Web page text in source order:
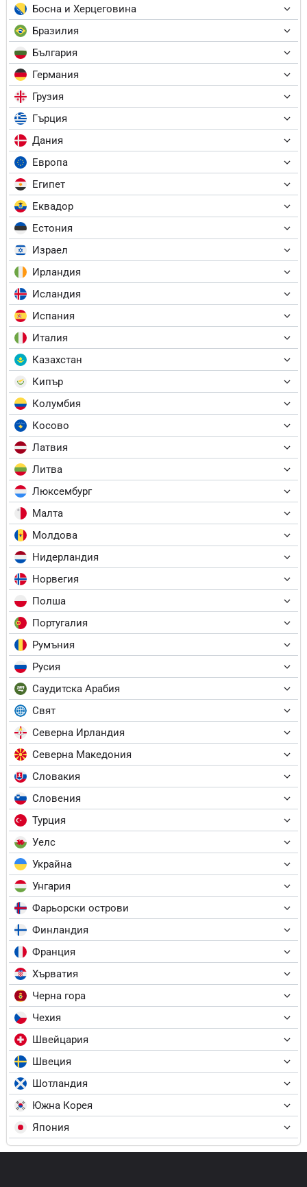
Босна и Херцеговина
Бразилия
България
Германия
Грузия
Гърция
Дания
Европа
Египет
Еквадор
Естония
Израел
Ирландия
Исландия
Испания
Италия
Казахстан
Кипър
Колумбия
Косово
Латвия
Литва
Люксембург
Малта
Молдова
Нидерландия
Норвегия
Полша
Португалия
Румъния
Русия
Саудитска Арабия
Свят
Северна Ирландия
Северна Македония
Словакия
Словения
Турция
Уелс
Украйна
Унгария
Фарьорски острови
Финландия
Франция
Хърватия
Черна гора
Чехия
Швейцария
Швеция
Шотландия
Южна Корея
Япония